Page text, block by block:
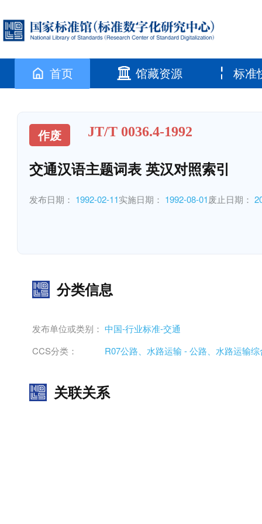
首页 馆藏资源 标准
作废 JT/T 0036.4-1992
交通汉语主题词表 英汉对照索引
发布日期： 1992-02-11实施日期： 1992-08-01废止日期：
分类信息
发布单位或类别： 中国-行业标准-交通
CCS分类：
R07公路、水路运输 - 公路、水路运输
关联关系